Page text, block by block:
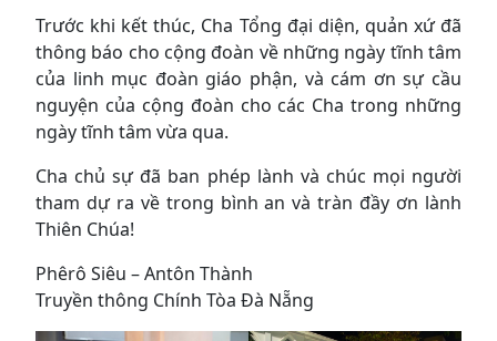
Trước khi kết thúc, Cha Tổng đại diện, quản xứ đã
thông báo cho cộng đoàn về những ngày tĩnh tâm
của linh mục đoàn giáo phận, và cám ơn sự cầu
nguyện của cộng đoàn cho các Cha trong những
ngày tĩnh tâm vừa qua.
Cha chủ sự đã ban phép lành và chúc mọi người
tham dự ra về trong bình an và tràn đầy ơn lành
Thiên Chúa!
Phêrô Siêu – Antôn Thành
Truyền thông Chính Tòa Đà Nẵng